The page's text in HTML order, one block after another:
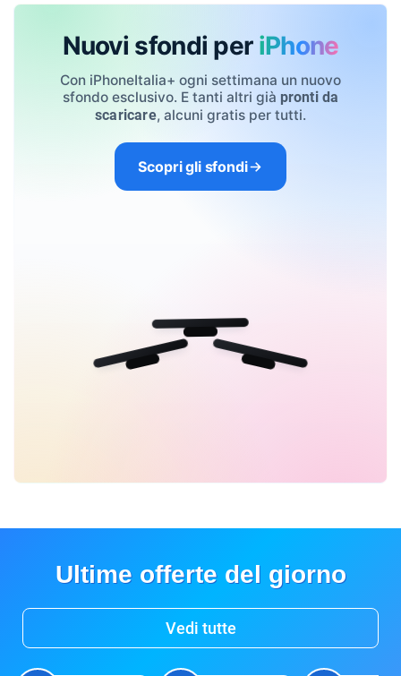
Nuovi sfondi per iPhone
Con iPhoneItalia+ ogni settimana un nuovo
sfondo esclusivo. E tanti altri già pronti da
scaricare, alcuni gratis per tutti.
Scopri gli sfondi
Ultime offerte del giorno
Vedi tutte